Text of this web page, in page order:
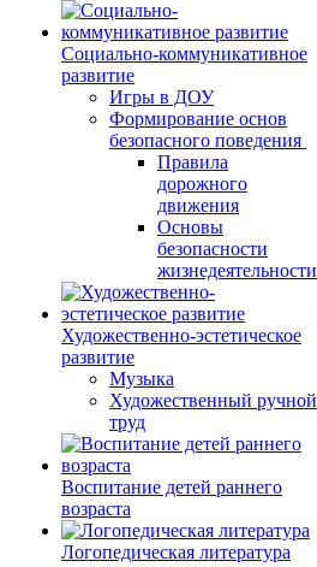
Социально-коммуникативное
развитие
Игры в ДОУ
Формирование основ
безопасного поведения
Правила
дорожного
движения
Основы
безопасности
жизнедеятельности
Художественно-эстетическое
развитие
Музыка
Художественный ручной
труд
Воспитание детей раннего
возраста
Логопедическая литература